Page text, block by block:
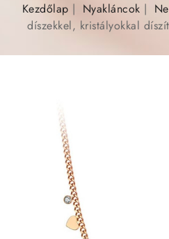
Kezdőlap Nyakláncok
díszekkel, kristályokkal